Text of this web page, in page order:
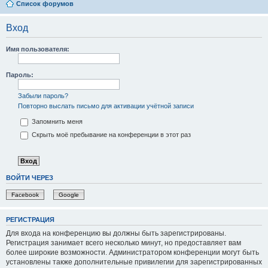
Список форумов
Вход
Имя пользователя:
Пароль:
Забыли пароль?
Повторно выслать письмо для активации учётной записи
Запомнить меня
Скрыть моё пребывание на конференции в этот раз
ВОЙТИ ЧЕРЕЗ
Facebook Google
РЕГИСТРАЦИЯ
Для входа на конференцию вы должны быть зарегистрированы.
Регистрация занимает всего несколько минут, но предоставляет вам
более широкие возможности. Администратором конференции могут быть
установлены также дополнительные привилегии для зарегистрированных